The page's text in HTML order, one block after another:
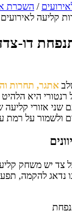
/השכרת
לאירועים
דו-
אתגר, תחרות
היא הלהיט
אזורי קליעה
על רמת
יש משחק
להקמה,